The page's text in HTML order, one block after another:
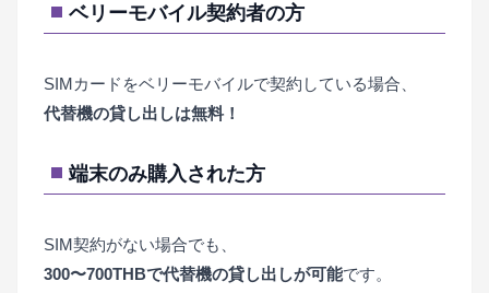
ベリーモバイル契約者の方
SIMカードをベリーモバイルで契約している場合、
代替機の貸し出しは無料！
端末のみ購入された方
SIM契約がない場合でも、
300〜700THBで代替機の貸し出しが可能です。